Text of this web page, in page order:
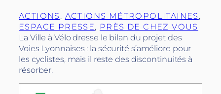
ACTIONS , ACTIONS MÉTROPOLITAINES
ESPACE PRESSE, PRÈS DE CHEZ VOUS
La Ville à Vélo dresse le bilan du projet des
Voies Lyonnaises : la sécurité s’améliore pour
les cyclistes, mais il reste des discontinuités à
résorber.